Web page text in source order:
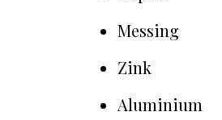
Messing
Zink
Aluminium